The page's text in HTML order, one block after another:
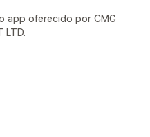
app oferecido por CMG
LTD.